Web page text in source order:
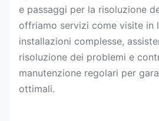
e passaggi per la risoluzione
offriamo servizi come visite in
installazioni complesse,
risoluzione dei problemi e
manutenzione regolari per
ottimali.